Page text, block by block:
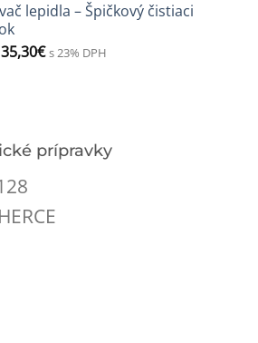
lepidla – Špičkový čistiaci
€ s 23% DPH
prípravky